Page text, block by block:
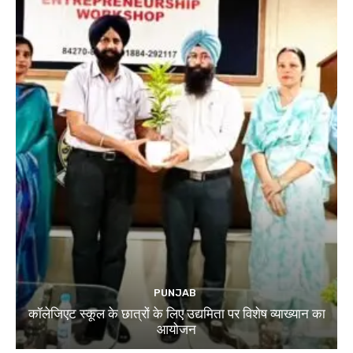
PUNJAB
कॉलेजिएट स्कूल के छात्रों के लिए उद्यमिता पर विशेष व्याख्यान का
आयोजन